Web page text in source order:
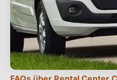
Flexible
ist sich bewusst, dass
finanzielle Prioritäten hat.
zahlreiche
eines Transporters
Reisende müssen eine